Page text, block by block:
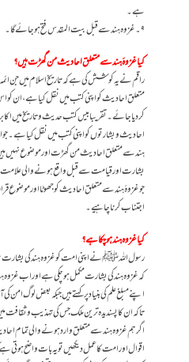
ہے۔
۹۔غزوہ ہند سے قبل بیت المقدس فتح ہو جائے گا۔
کیا غزوۂ ہند سے متعلق احادیث من گھڑت ہیں؟
راقم نے یہ کوشش کی ہے کہ تاریخ اسلام میں جن
متعلق احادیث کو اپنی کتب میں نقل کیا ہے، ان
کر دیا جائے۔ تقریبا بیس کتب حدیث و تاریخ میں
احادیث و بشارتوں کو اپنی کتب میں نقل کیا ہے۔
ہند سے متعلق احادیث من گھڑت اور موضوع نہیں
بشارت اور قیامت سے قبل واقع ہونے والی علامت
جو غزوۂ ہند سے متعلق احادیث کو جھوٹا اور موضوع
اجتناب کرنا چاہیے۔
کیا غزوہ ہند ہو چکا ہے؟
رسول اللہﷺ نے اپنی امت کو غزوہ ہندکی بشارت
کہ غزوہ ہند کی بشارت مکمل ہو چکی ہے اور اب
اپنے مبلغ علم کی بنیاد پر کہتے ہیں جبکہ بعض لوگ
تاکہ ان کا پسندیدہ ترین ملک جس کی تہذیب و ثقافت
اگر ہم غزوہ ہند سے متعلق وارد ہونے والی تمام
اقوال اور امت کا عمل دیکھیں تو یہ بات واضح